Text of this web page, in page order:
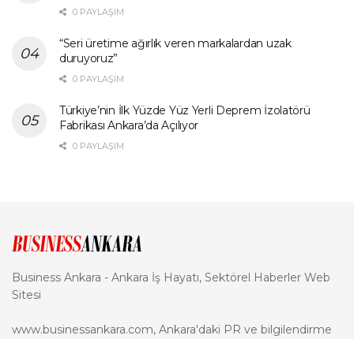
0 PAYLAŞIM
“Seri üretime ağırlık veren markalardan uzak
duruyoruz”
0 PAYLAŞIM
Türkiye’nin İlk Yüzde Yüz Yerli Deprem İzolatörü
Fabrikası Ankara’da Açılıyor
0 PAYLAŞIM
Business Ankara - Ankara İş Hayatı, Sektörel Haberler Web
Sitesi
www.businessankara.com, Ankara'daki PR ve bilgilendirme